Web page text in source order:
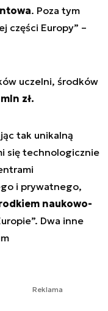
. Poza tym
części Europy” –
uczelni, środków
zł.
tak unikalną
się technologicznie
i prywatnego,
naukowo-
”. Dwa inne
Reklama